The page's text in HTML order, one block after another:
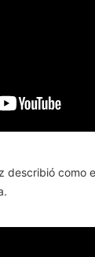
describió